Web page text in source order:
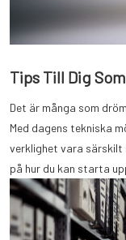
Tips Till Dig
Det är många som
Med dagens tekniska
verklighet vara
på hur du kan starta